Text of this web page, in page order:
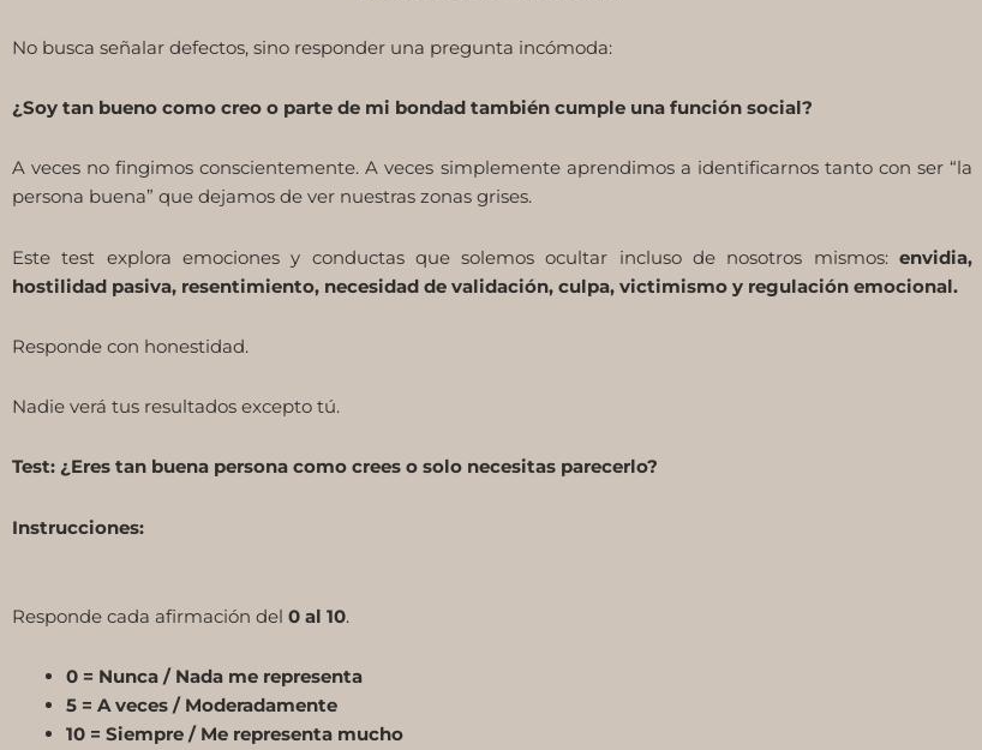
No busca señalar defectos, sino responder una pregunta incómoda:
¿Soy tan bueno como creo o parte de mi bondad también cumple una función social?
A veces no fingimos conscientemente. A veces simplemente aprendimos a identificarnos tanto con ser “la
persona buena” que dejamos de ver nuestras zonas grises.
Este test explora emociones y conductas que solemos ocultar incluso de nosotros mismos: envidia,
hostilidad pasiva, resentimiento, necesidad de validación, culpa, victimismo y regulación emocional.
Responde con honestidad.
Nadie verá tus resultados excepto tú.
Test: ¿Eres tan buena persona como crees o solo necesitas parecerlo?
Instrucciones:
Responde cada afirmación del 0 al 10.
0 = Nunca / Nada me representa
5 = A veces / Moderadamente
10 = Siempre / Me representa mucho